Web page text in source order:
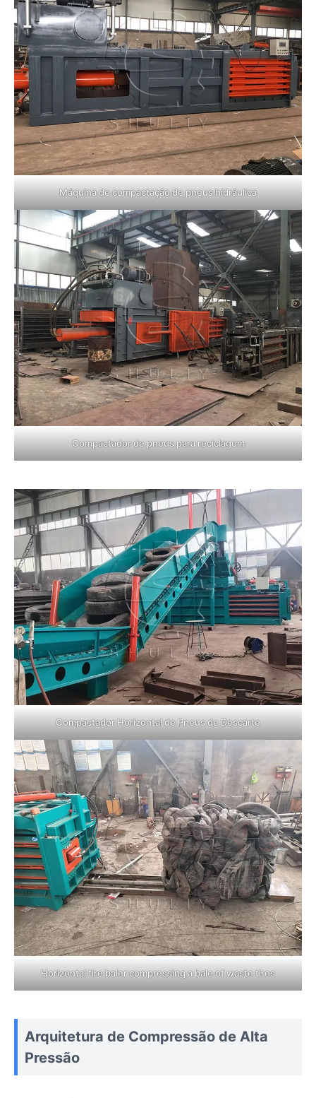
Máquina de compactação de pneus hidráulica
Compactador de pneus para reciclagem
Compactador Horizontal de Pneus de Descarte
Horizontal tire baler compressing a bale of waste tires
Arquitetura de Compressão de Alta
Pressão